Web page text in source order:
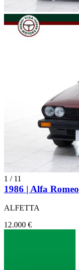
1 / 11
1986 | Alfa
ALFETTA
12.000 €